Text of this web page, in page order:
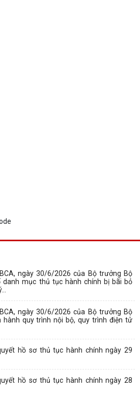
ngày 30/6/2026 của Bộ trưởng Bộ
danh mục thủ tục hành chính bị bãi bỏ
ngày 30/6/2026 của Bộ trưởng Bộ
hành quy trình nội bộ, quy trình điện tử
hồ sơ thủ tục hành chính ngày 29
hồ sơ thủ tục hành chính ngày 28